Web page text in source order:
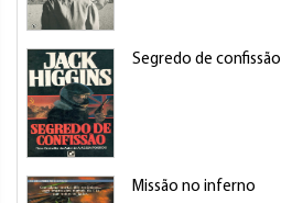
Segredo de confissão
Missão no inferno